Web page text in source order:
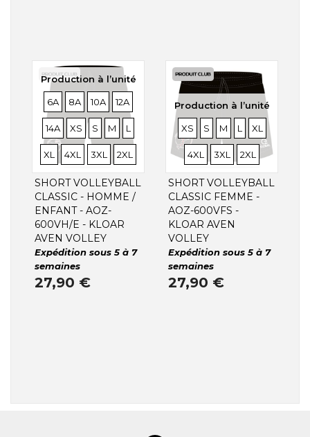
Production à l’unité
TAILLES
6A
TAILLES
8A
TAILLES
10A
TAILLES
12A
TAILLES
14A
TAILLES
XS
TAILLES
S
TAILLES
M
TAILLES
L
TAILLES
XL
TAILLES
4XL
TAILLES
3XL
TAILLES
2XL
SHORT VOLLEYBALL
CLASSIC - HOMME /
ENFANT - AOZ-
600VH/E - KLOAR
AVEN VOLLEY
Expédition sous 5 à 7
semaines
27,90 €
Production à l’unité
TAILLES
XS
TAILLES
S
TAILLES
M
TAILLES
L
TAILLES
XL
TAILLES
4XL
TAILLES
3XL
TAILLES
2XL
SHORT VOLLEYBALL
CLASSIC FEMME -
AOZ-600VFS -
KLOAR AVEN
VOLLEY
Expédition sous 5 à 7
semaines
27,90 €